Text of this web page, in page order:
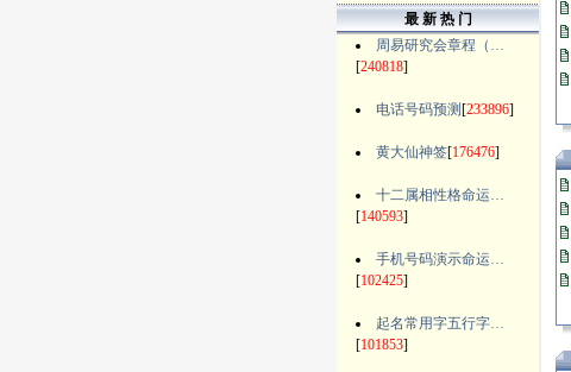
最 新 热 门
周易研究会章程（…
[240818]
电话号码预测 [233896]
黄大仙神签[176476]
十二属相性格命运…
[140593]
手机号码演示命运…
[102425]
起名常用字五行字…
[101853]